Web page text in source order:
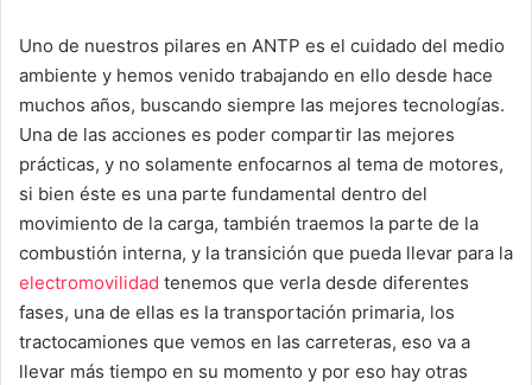
Uno de nuestros pilares en ANTP es el cuidado del medio
ambiente y hemos venido trabajando en ello desde hace
muchos años, buscando siempre las mejores tecnologías.
Una de las acciones es poder compartir las mejores
prácticas, y no solamente enfocarnos al tema de motores,
si bien éste es una parte fundamental dentro del
movimiento de la carga, también traemos la parte de la
combustión interna, y la transición que pueda llevar para la
electromovilidad tenemos que verla desde diferentes
fases, una de ellas es la transportación primaria, los
tractocamiones que vemos en las carreteras, eso va a
llevar más tiempo en su momento y por eso hay otras